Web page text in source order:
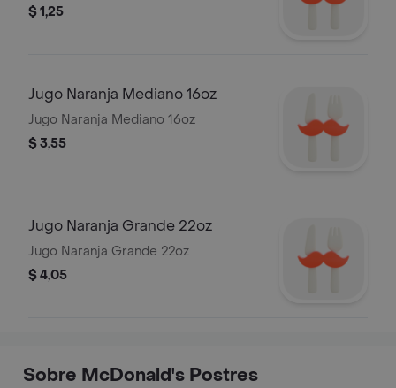
$ 1,25
Jugo Naranja Mediano 16oz
Jugo Naranja Mediano 16oz
$ 3,55
Jugo Naranja Grande 22oz
Jugo Naranja Grande 22oz
$ 4,05
Sobre McDonald's Postres